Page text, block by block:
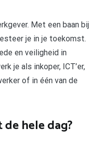
Met een baan bij
je in je toekomst.
en veiligheid in
je als inkoper, ICT’er,
of in één van de
hele dag?